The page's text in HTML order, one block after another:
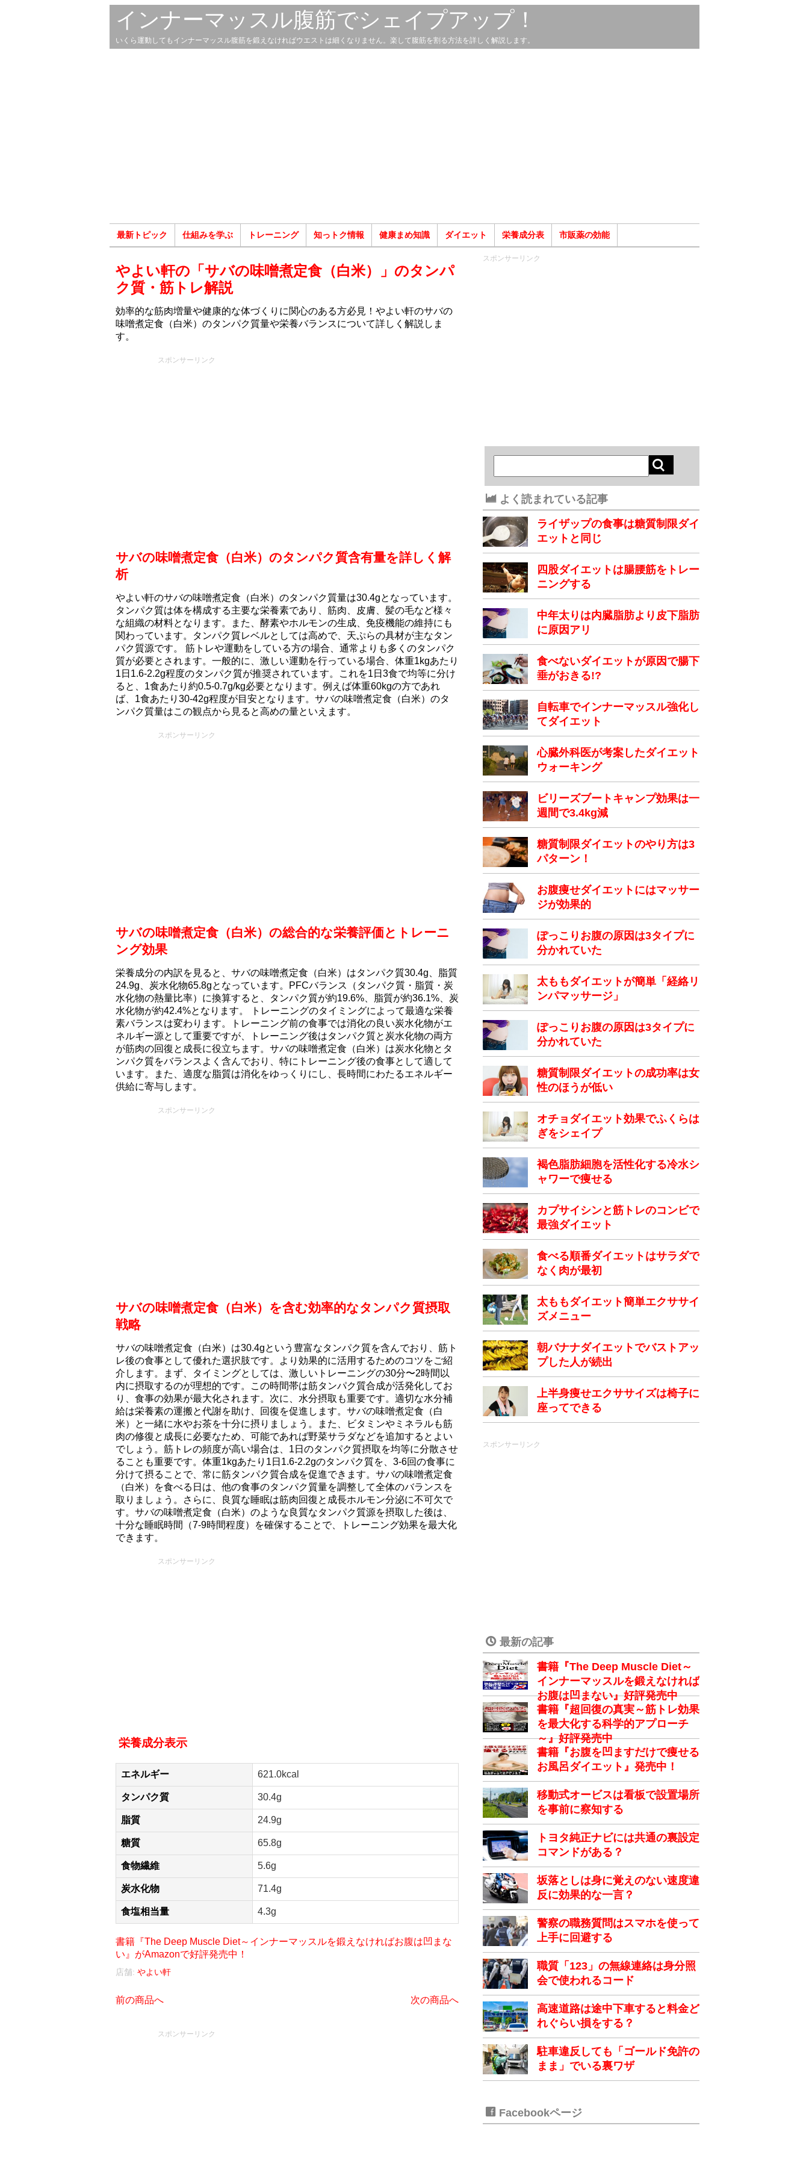
インナーマッスル腹筋でシェイプアップ！
いくら運動してもインナーマッスル腹筋を鍛えなければウエストは細くなりません。楽して腹筋を割る方法を詳しく解説します。
最新トピック 仕組みを学ぶ トレーニング 知っトク情報 健康まめ知識 ダイエット 栄養成分表 市販薬の効能
やよい軒の「サバの味噌煮定食（白米）」のタンパ
ク質・筋トレ解説
効率的な筋肉増量や健康的な体づくりに関心のある方必見！やよい軒のサバの
味噌煮定食（白米）のタンパク質量や栄養バランスについて詳しく解説しま
す。
スポンサーリンク
サバの味噌煮定食（白米）のタンパク質含有量を詳しく解
析
やよい軒のサバの味噌煮定食（白米）のタンパク質量は30.4gとなっています。
タンパク質は体を構成する主要な栄養素であり、筋肉、皮膚、髪の毛など様々
な組織の材料となります。また、酵素やホルモンの生成、免疫機能の維持にも
関わっています。タンパク質レベルとしては高めで、天ぷらの具材が主なタン
パク質源です。 筋トレや運動をしている方の場合、通常よりも多くのタンパク
質が必要とされます。一般的に、激しい運動を行っている場合、体重1kgあたり
1日1.6-2.2g程度のタンパク質が推奨されています。これを1日3食で均等に分け
ると、1食あたり約0.5-0.7g/kg必要となります。例えば体重60kgの方であれ
ば、1食あたり30-42g程度が目安となります。サバの味噌煮定食（白米）のタ
ンパク質量はこの観点から見ると高めの量といえます。
スポンサーリンク
サバの味噌煮定食（白米）の総合的な栄養評価とトレーニ
ング効果
栄養成分の内訳を見ると、サバの味噌煮定食（白米）はタンパク質30.4g、脂質
24.9g、炭水化物65.8gとなっています。PFCバランス（タンパク質・脂質・炭
水化物の熱量比率）に換算すると、タンパク質が約19.6%、脂質が約36.1%、炭
水化物が約42.4%となります。 トレーニングのタイミングによって最適な栄養
素バランスは変わります。トレーニング前の食事では消化の良い炭水化物がエ
ネルギー源として重要ですが、トレーニング後はタンパク質と炭水化物の両方
が筋肉の回復と成長に役立ちます。サバの味噌煮定食（白米）は炭水化物とタ
ンパク質をバランスよく含んでおり、特にトレーニング後の食事として適して
います。また、適度な脂質は消化をゆっくりにし、長時間にわたるエネルギー
供給に寄与します。
スポンサーリンク
サバの味噌煮定食（白米）を含む効率的なタンパク質摂取
戦略
サバの味噌煮定食（白米）は30.4gという豊富なタンパク質を含んでおり、筋ト
レ後の食事として優れた選択肢です。より効果的に活用するためのコツをご紹
介します。まず、タイミングとしては、激しいトレーニングの30分〜2時間以
内に摂取するのが理想的です。この時間帯は筋タンパク質合成が活発化してお
り、食事の効果が最大化されます。次に、水分摂取も重要です。適切な水分補
給は栄養素の運搬と代謝を助け、回復を促進します。サバの味噌煮定食（白
米）と一緒に水やお茶を十分に摂りましょう。また、ビタミンやミネラルも筋
肉の修復と成長に必要なため、可能であれば野菜サラダなどを追加するとよい
でしょう。筋トレの頻度が高い場合は、1日のタンパク質摂取を均等に分散させ
ることも重要です。体重1kgあたり1日1.6-2.2gのタンパク質を、3-6回の食事に
分けて摂ることで、常に筋タンパク質合成を促進できます。サバの味噌煮定食
（白米）を食べる日は、他の食事のタンパク質量を調整して全体のバランスを
取りましょう。さらに、良質な睡眠は筋肉回復と成長ホルモン分泌に不可欠で
す。サバの味噌煮定食（白米）のような良質なタンパク質源を摂取した後は、
十分な睡眠時間（7-9時間程度）を確保することで、トレーニング効果を最大化
できます。
スポンサーリンク
栄養成分表示
エネルギー 621.0kcal
タンパク質 30.4g
脂質 24.9g
糖質 65.8g
食物繊維 5.6g
炭水化物 71.4g
食塩相当量 4.3g
書籍『The Deep Muscle Diet～インナーマッスルを鍛えなければお腹は凹まな
い』がAmazonで好評発売中！
店舗: やよい軒
前の商品へ 次の商品へ
スポンサーリンク
スポンサーリンク
よく読まれている記事
ライザップの食事は糖質制限ダイ
エットと同じ
四股ダイエットは腸腰筋をトレー
ニングする
中年太りは内臓脂肪より皮下脂肪
に原因アリ
食べないダイエットが原因で腸下
垂がおきる!?
自転車でインナーマッスル強化し
てダイエット
心臓外科医が考案したダイエット
ウォーキング
ビリーズブートキャンプ効果は一
週間で3.4kg減
糖質制限ダイエットのやり方は3
パターン！
お腹痩せダイエットにはマッサー
ジが効果的
ぽっこりお腹の原因は3タイプに
分かれていた
太ももダイエットが簡単「経絡リ
ンパマッサージ」
ぽっこりお腹の原因は3タイプに
分かれていた
糖質制限ダイエットの成功率は女
性のほうが低い
オチョダイエット効果でふくらは
ぎをシェイプ
褐色脂肪細胞を活性化する冷水シ
ャワーで痩せる
カプサイシンと筋トレのコンビで
最強ダイエット
食べる順番ダイエットはサラダで
なく肉が最初
太ももダイエット簡単エクササイ
ズメニュー
朝バナナダイエットでバストアッ
プした人が続出
上半身痩せエクササイズは椅子に
座ってできる
スポンサーリンク
最新の記事
書籍『The Deep Muscle Diet～
インナーマッスルを鍛えなければ
お腹は凹まない』好評発売中
書籍『超回復の真実～筋トレ効果
を最大化する科学的アプローチ
～』好評発売中
書籍『お腹を凹ますだけで痩せる
お風呂ダイエット』発売中！
移動式オービスは看板で設置場所
を事前に察知する
トヨタ純正ナビには共通の裏設定
コマンドがある？
坂落としは身に覚えのない速度違
反に効果的な一言？
警察の職務質問はスマホを使って
上手に回避する
職質「123」の無線連絡は身分照
会で使われるコード
高速道路は途中下車すると料金ど
れぐらい損をする？
駐車違反しても「ゴールド免許の
まま」でいる裏ワザ
Facebookページ